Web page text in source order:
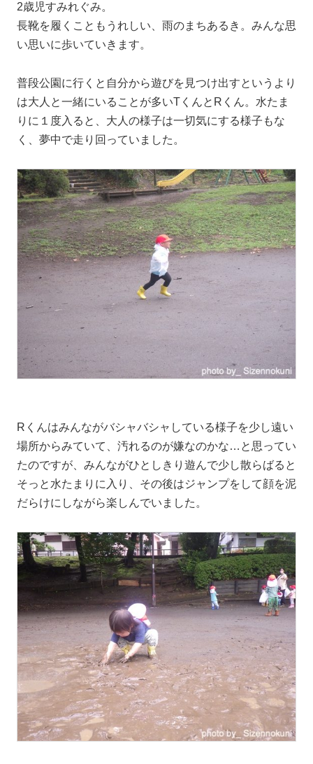
2歳児すみれぐみ。
長靴を履くこともうれしい、雨のまちあるき。みんな思
い思いに歩いていきます。
普段公園に行くと自分から遊びを見つけ出すというより
は大人と一緒にいることが多いTくんとRくん。水たま
りに１度入ると、大人の様子は一切気にする様子もな
く、夢中で走り回っていました。
Rくんはみんながバシャバシャしている様子を少し遠い
場所からみていて、汚れるのが嫌なのかな…と思ってい
たのですが、みんながひとしきり遊んで少し散らばると
そっと水たまりに入り、その後はジャンプをして顔を泥
だらけにしながら楽しんでいました。